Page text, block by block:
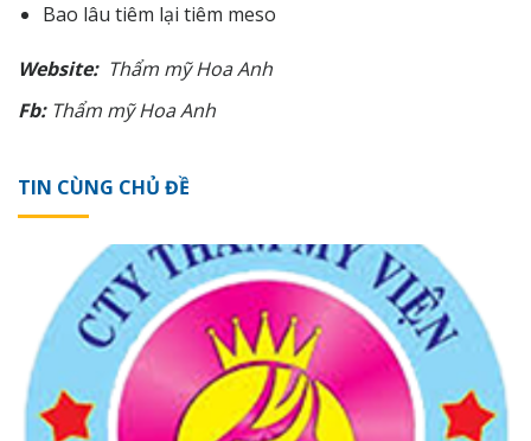
Bao lâu tiêm lại tiêm meso
Website: Thẩm mỹHoa Anh
Fb: Thẩm mỹHoa Anh
TIN CÙNG CHỦ ĐỀ